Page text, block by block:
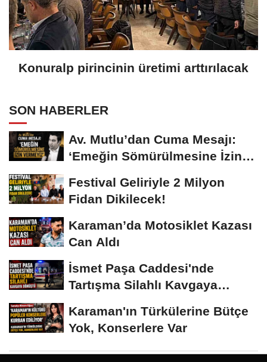
Konuralp pirincinin üretimi arttırılacak
SON HABERLER
Av. Mutlu’dan Cuma Mesajı:
‘Emeğin Sömürülmesine İzin
Festival Geliriyle 2 Milyon
Fidan Dikilecek!
Karaman’da Motosiklet Kazası
Can Aldı
İsmet Paşa Caddesi'nde
Tartışma Silahlı Kavgaya
Karaman'ın Türkülerine Bütçe
Yok, Konserlere Var